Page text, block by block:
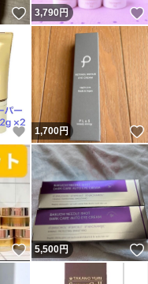
いいね！
3,790円
いいね！
1,700円
いいね！
5,500円